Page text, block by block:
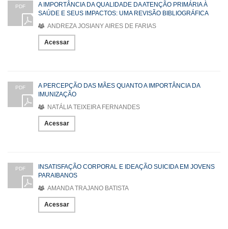
PDF
A IMPORTÂNCIA DA QUALIDADE DA ATENÇÃO PRIMÁRIA À
SAÚDE E SEUS IMPACTOS: UMA REVISÃO BIBLIOGRÁFICA
ANDREZA JOSIANY AIRES DE FARIAS
Acessar
PDF
A PERCEPÇÃO DAS MÃES QUANTO A IMPORTÂNCIA DA
IMUNIZAÇÃO
NATÁLIA TEIXEIRA FERNANDES
Acessar
PDF
INSATISFAÇÃO CORPORAL E IDEAÇÃO SUICIDA EM JOVENS
PARAIBANOS
AMANDA TRAJANO BATISTA
Acessar